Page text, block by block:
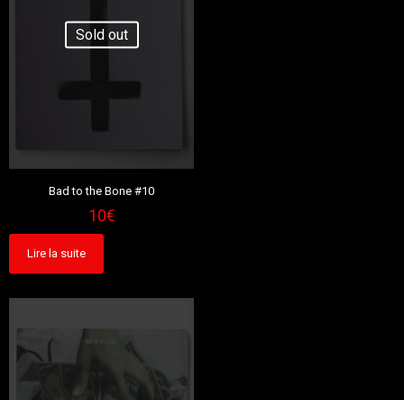
Sold out
Bad to the Bone #10
10€
Lire la suite